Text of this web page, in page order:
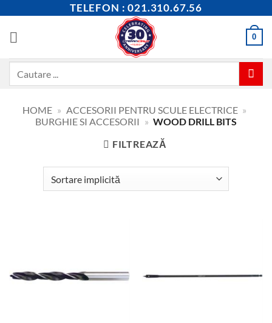
content
TELEFON : 021.310.67.56
0
HOME » ACCESORII PENTRU SCULE ELECTRICE »
BURGHIE SI ACCESORII » WOOD DRILL BITS
FILTREAZĂ